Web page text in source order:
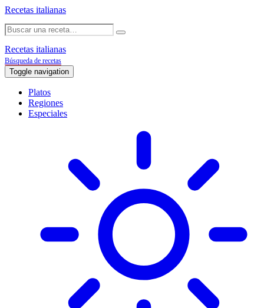
Recetas italianas
Recetas italianas
Búsqueda de recetas
Toggle navigation
Platos
Regiones
Especiales